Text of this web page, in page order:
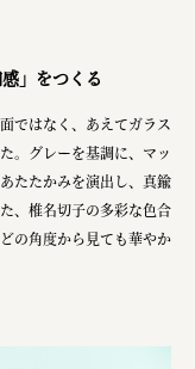
」をつくる
ではなく、あえてガラス
。グレーを基調に、マッ
たたかみを演出し、真鍮
、椎名切子の多彩な色合
の角度から見ても華やか